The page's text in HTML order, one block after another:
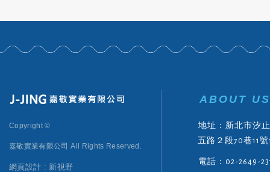
Copyright ©
嘉敬實業有限公司 All Rights Reserved.
網頁設計 : 新視野
ABOUT
地址：新北市汐
五路２段70巷11號
電話：02-2649-